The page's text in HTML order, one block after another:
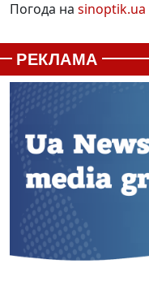
Погода на sinoptik.ua
РЕКЛАМА